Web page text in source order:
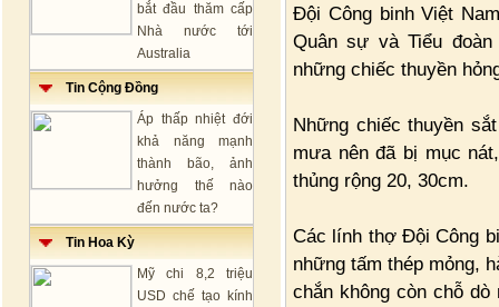
bắt đầu thăm cấp
Nhà nước tới
Australia
Tin Cộng Đồng
Áp thấp nhiệt đới
khả năng mạnh
thành bão, ảnh
hưởng thế nào
đến nước ta?
Tin Hoa Kỳ
Mỹ chi 8,2 triệu
USD chế tạo kính
Đội Công binh Việt
Quân sự và Tiểu
những chiếc thuyền
Những chiếc thuyền
mưa nên đã bị mục
thủng rộng 20, 30cm.
Các lính thợ Đội Công
những tấm thép mỏng,
chắn không còn chỗ